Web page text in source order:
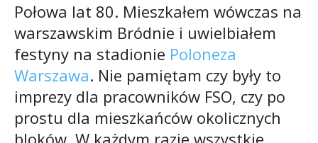
Połowa lat 80. Mieszkałem wówczas na
warszawskim Bródnie i uwielbiałem
festyny na stadionie Poloneza
Warszawa. Nie pamiętam czy były to
imprezy dla pracowników FSO, czy po
prostu dla mieszkańców okolicznych